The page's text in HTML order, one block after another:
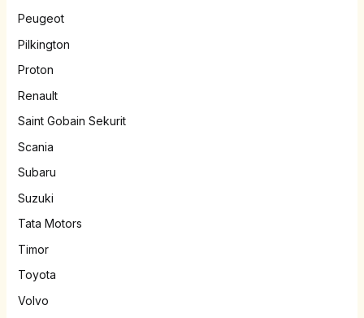
Peugeot
Pilkington
Proton
Renault
Saint Gobain Sekurit
Scania
Subaru
Suzuki
Tata Motors
Timor
Toyota
Volvo